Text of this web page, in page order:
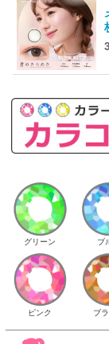
グリーン ブ
ピンク ブ